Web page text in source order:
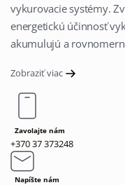
vykurovacie systémy.
energetickú účinnosť
akumulujú a
Zobraziť viac
Zavolajte nám
+370 37 373248
Napíšte nám